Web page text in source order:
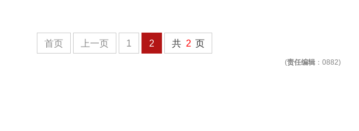
首页 上一页 1 2 共 2 页
(责任编辑 ：0882)